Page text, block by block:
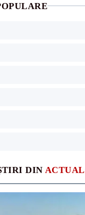
DIN ACTUAL